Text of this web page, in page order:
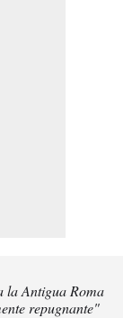
la Antigua Roma
repugnante"